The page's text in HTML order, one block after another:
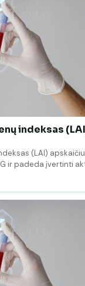
indeksas
(LAI)
ir padeda įvertinti